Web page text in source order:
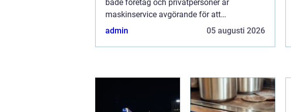
både företag och privatpersoner är
maskinservice avgörande för att
upprätthålla en hög effektivitet och för...
admin 05 augusti 2026